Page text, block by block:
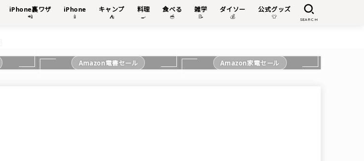
iPhone裏ワザ
📲
iPhone
📱
キャンプ
⛺
料理
🍳
食べる
🥣
雑学
📝
ダイソー
💰
公式グッズ
👕 SEARCH
Amazon電書セール Amazon家電セール